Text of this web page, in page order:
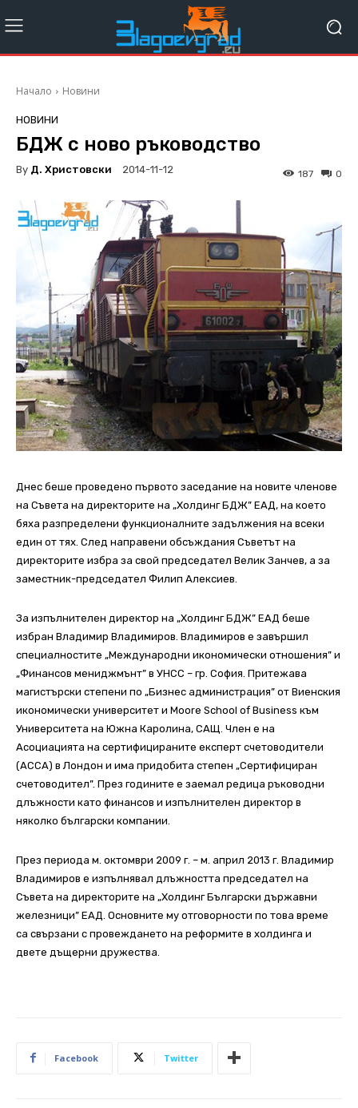
Начало Новини
НОВИНИ
БДЖ с ново ръководство
By Д. Христовски 2014-11-12 0
187
Днес беше проведено първото заседание на новите членове
на Съвета на директорите на „Холдинг БДЖ” ЕАД, на което
бяха разпределени функционалните задължения на всеки
един от тях. След направени обсъждания Съветът на
директорите избра за свой председател Велик Занчев, а за
заместник-председател Филип Алексиев.
За изпълнителен директор на „Холдинг БДЖ” ЕАД беше
избран Владимир Владимиров. Владимиров е завършил
специалностите „Международни икономически отношения” и
„Финансов мениджмънт” в УНСС – гр. София. Притежава
магистърски степени по „Бизнес администрация” от Виенския
икономически университет и Moore School of Business към
Университета на Южна Каролина, САЩ. Член е на
Асоциацията на сертифицираните експерт счетоводители
(АССА) в Лондон и има придобита степен „Сертифициран
счетоводител”. През годините е заемал редица ръководни
длъжности като финансов и изпълнителен директор в
няколко български компании.
През периода м. октомври 2009 г. – м. април 2013 г. Владимир
Владимиров е изпълнявал длъжността председател на
Съвета на директорите на „Холдинг Български държавни
железници” ЕАД. Основните му отговорности по това време
са свързани с провеждането на реформите в холдинга и
двете дъщерни дружества.
Facebook Twitter